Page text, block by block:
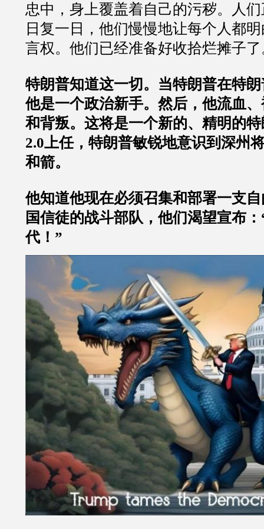
忠中，身上覆盖着自己的污秽。人
日复一日，他们慢慢地让每个人都
言权。他们已经准备好收拾烂摊子
特朗普知道这一切。当特朗普在特
他是一个政治新手。然后，他流血
和背叛。这将是一个新的、精明的
2.0上任，特朗普敏锐地意识到深州
和箭。
他知道他现在必须召集和部署一支
国信徒的战斗部队，他们渴望宣布
代！”